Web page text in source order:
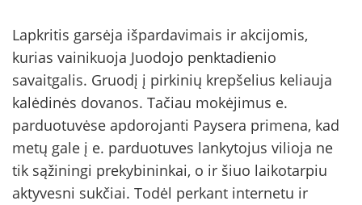
Lapkritis garsėja išpardavimais ir akcijomis,
kurias vainikuoja Juodojo penktadienio
savaitgalis. Gruodį į pirkinių krepšelius keliauja
kalėdinės dovanos. Tačiau mokėjimus e.
parduotuvėse apdorojanti Paysera primena, kad
metų gale į e. parduotuves lankytojus vilioja ne
tik sąžiningi prekybininkai, o ir šiuo laikotarpiu
aktyvesni sukčiai. Todėl perkant internetu ir